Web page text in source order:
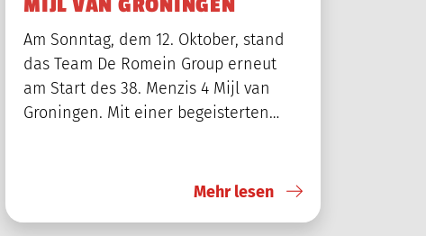
MIJL VAN GRONINGEN
Am Sonntag, dem 12. Oktober, stand
das Team De Romein Group erneut
am Start des 38. Menzis 4 Mijl van
Groningen. Mit einer begeisterten…
Mehr lesen